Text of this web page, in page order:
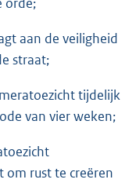
aan de veiligheid
straat;
tijdelijk
van vier weken;
om rust te creëren